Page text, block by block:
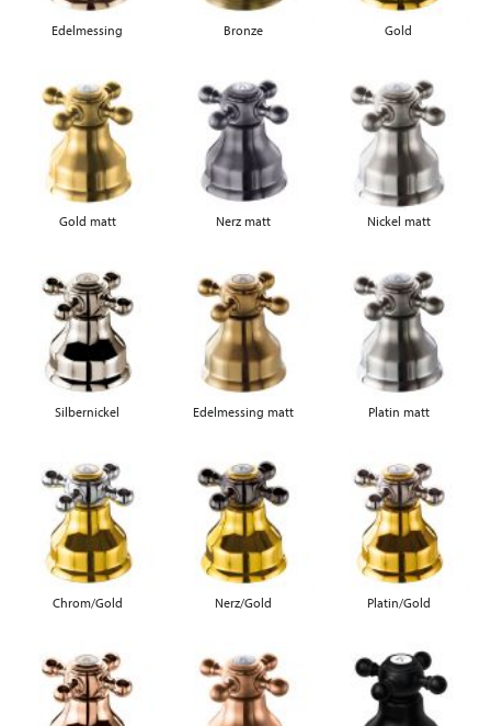
Edelmessing Bronze Gold
Gold matt Nerz matt Nickel matt
Silbernickel Edelmessing matt Platin matt
Chrom/Gold Nerz/Gold Platin/Gold